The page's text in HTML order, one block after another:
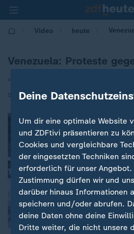
Video heute
Venezuela: Proteste
von Christoph Röckerath
04.08.2024 | 16:54
Deine
Um dir eine optimale Website
und ZDFtivi präsentieren zu
Cookies und vergleichbare
der eingesetzten Techniken
erforderlich für unser
Zustimmung dürfen wir und
darüber hinaus Informationen
speichern und/oder abrufen.
deine Daten ohne deine
Dritte weiter, die nicht unsere